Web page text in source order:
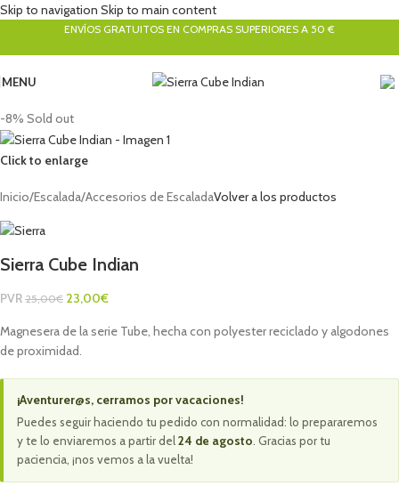
Skip to navigation Skip to main content
ENVÍOS GRATUITOS EN COMPRAS SUPERIORES A 50 €
MENU
-8% Sold out
Click to enlarge
Inicio/Escalada/Accesorios de EscaladaVolver a los productos
Sierra Cube Indian
PVR 25,00€ 23,00€
Magnesera de la serie Tube, hecha con polyester reciclado y algodones
de proximidad.
¡Aventurer@s, cerramos por vacaciones!
Puedes seguir haciendo tu pedido con normalidad: lo prepararemos
y te lo enviaremos a partir del24 de agosto . Gracias por tu
paciencia, ¡nos vemos a la vuelta!